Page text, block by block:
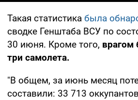
Такая статистика была
сводке Генштаба ВСУ по
30 июня. Кроме того, врагом
три самолета.
"В общем, за июнь месяц
составили: 33 713